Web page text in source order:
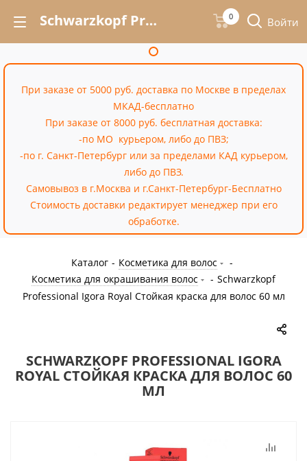
Schwarzkopf Professional Igora Royal Стойкая краска для волос 60 мл – купить недорого в Москве в интернет-магазине «Cossale» 0 Войти
При заказе от 5000 руб. доставка по Москве в пределах
МКАД-бесплатно
При заказе от 8000 руб. бесплатная доставка:
-по МО курьером, либо до ПВЗ;
-по г. Санкт-Петербург или за пределами КАД курьером,
либо до ПВЗ.
Самовывоз в г.Москва и г.Санкт-Петербург-Бесплатно
Стоимость доставки редактирует менеджер при его
обработке.
Каталог - Косметика для волос
-
Косметика для окрашивания волос
- Schwarzkopf
Professional Igora Royal Стойкая краска для волос 60 мл
SCHWARZKOPF PROFESSIONAL IGORA
ROYAL СТОЙКАЯ КРАСКА ДЛЯ ВОЛОС 60
МЛ